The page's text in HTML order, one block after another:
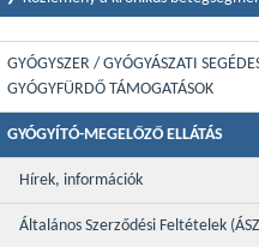
GYÓGYSZER / GYÓGYÁSZATI
GYÓGYFÜRDŐ TÁMOGATÁSOK
GYÓGYÍTÓ-MEGELŐZŐ ELLÁTÁS
Hírek, információk
Általános Szerződési Feltételek